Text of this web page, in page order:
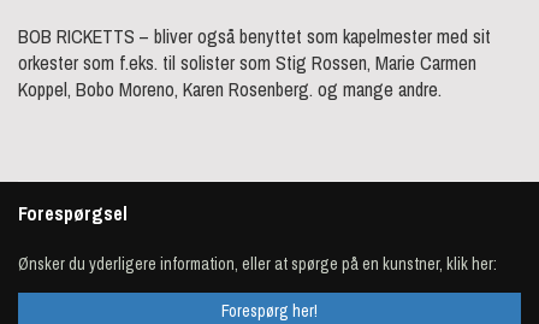
BOB RICKETTS – bliver også benyttet som kapelmester med sit
orkester som f.eks. til solister som Stig Rossen, Marie Carmen
Koppel, Bobo Moreno, Karen Rosenberg. og mange andre.
Forespørgsel
Ønsker du yderligere information, eller at spørge på en kunstner, klik her:
Forespørg her!